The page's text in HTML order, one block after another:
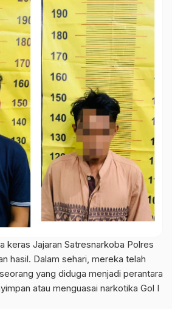
keras Jajaran Satresnarkoba Polres
hasil. Dalam sehari, mereka telah
yang diduga menjadi perantara
atau menguasai narkotika Gol I